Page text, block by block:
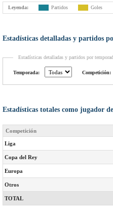
Leyenda: Partidos Goles
Estadísticas detalladas y partidos
Estadísticas detalladas y partidos por
Temporada: Competición:
Estadísticas totales como jugador
Competición
Liga
Copa del Rey
Europa
Otros
TOTAL